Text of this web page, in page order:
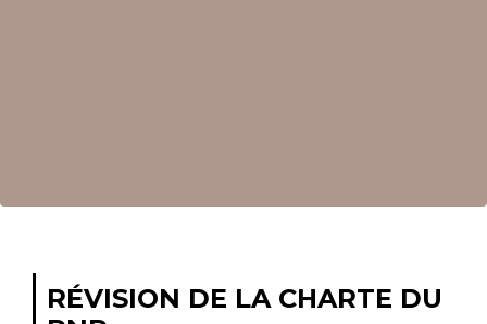
RÉVISION DE LA CHARTE DU